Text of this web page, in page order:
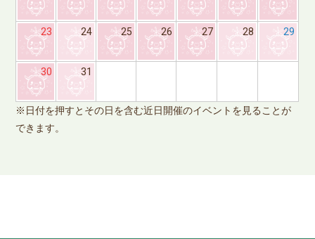
23 24 25 26 27 28 29
30 31
※日付を押すとその日を含む近日開催のイベントを見ることが
できます。